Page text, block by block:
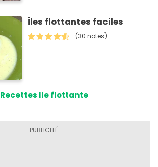
Îles flottantes faciles
(30 notes)
Recettes Ile flottante